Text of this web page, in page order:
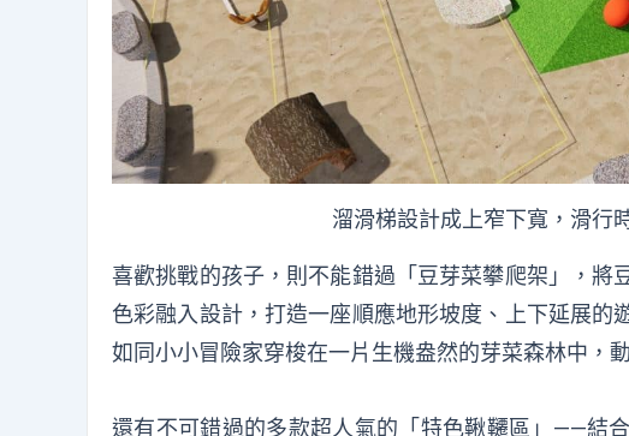
溜滑梯設計成上窄下寬，滑行
喜歡挑戰的孩子，則不能錯過「豆芽菜攀爬架」，將
色彩融入設計，打造一座順應地形坡度、上下延展的
如同小小冒險家穿梭在一片生機盎然的芽菜森林中，
還有不可錯過的多款超人氣的「特色鞦韆區」——結